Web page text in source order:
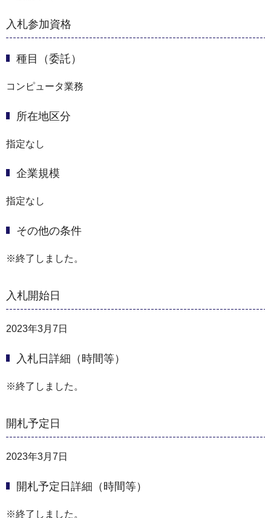
入札参加資格
種目（委託）
コンピュータ業務
所在地区分
指定なし
企業規模
指定なし
その他の条件
※終了しました。
入札開始日
2023年3月7日
入札日詳細（時間等）
※終了しました。
開札予定日
2023年3月7日
開札予定日詳細（時間等）
※終了しました。